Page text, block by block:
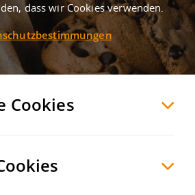
MERKEN VERGLEICHEN EXPORT PDF
dass wir Cookies verwenden.
Cookies